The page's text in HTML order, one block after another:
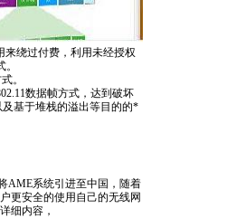
来绕过付费，利用未经授权
。
数据帧方式，达到破坏
基于堆栈的溢出等目的的*
AME系统引进至中国，随着
更安全的使用自己的无线网
细内容，